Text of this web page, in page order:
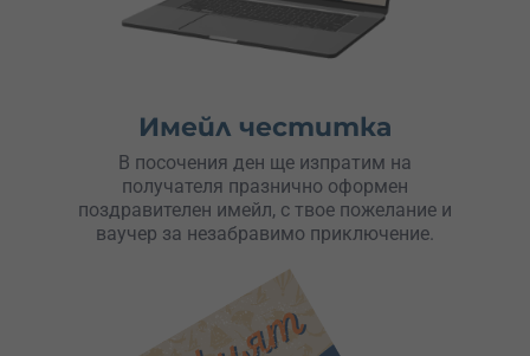
Имейл честитка
В посочения ден ще изпратим на
получателя празнично оформен
поздравителен имейл, с твое пожелание и
ваучер за незабравимо приключение.